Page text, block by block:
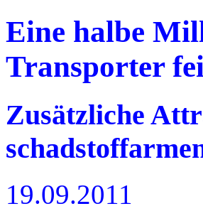
Eine halbe
Transporter
Zusätzliche
19.09.2011